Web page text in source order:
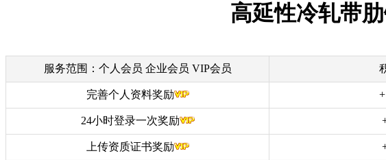
高延性冷轧带
服务范围：个人会员 企业会员 VIP会员
完善个人资料奖励
24小时登录一次奖励
上传资质证书奖励